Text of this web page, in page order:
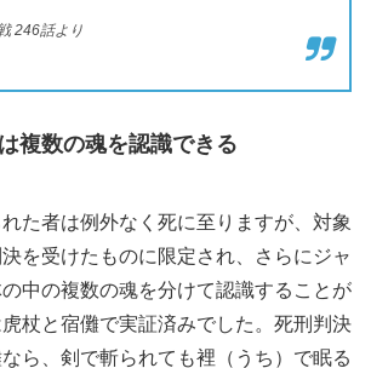
246話より
複数の魂を認識できる
た者は例外なく死に至りますが、対象
を受けたものに限定され、さらにジャ
中の複数の魂を分けて認識することが
杖と宿儺で実証済みでした。死刑判決
ら、剣で斬られても裡（うち）で眠る